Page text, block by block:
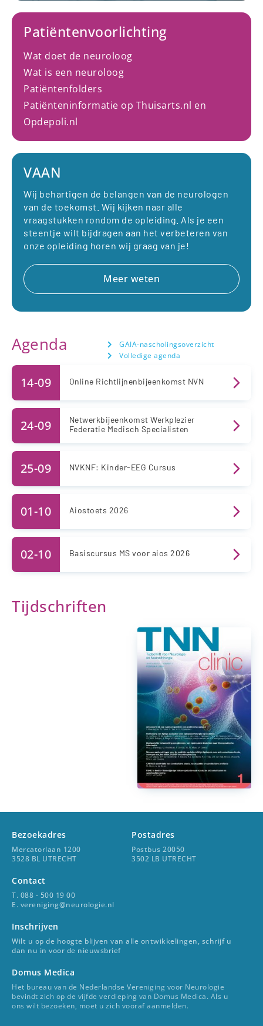
Patiëntenvoorlichting
Wat doet de neuroloog
Wat is een neuroloog
Patiëntenfolders
Patiënteninformatie op Thuisarts.nl en
Opdepoli.nl
VAAN
Wij behartigen de belangen van de neurologen
van de toekomst. Wij kijken naar alle
vraagstukken rondom de opleiding. Als je een
steentje wilt bijdragen aan het verbeteren van
onze opleiding horen wij graag van je!
Meer weten
Agenda
GAIA-nascholingsoverzicht
Volledige agenda
14-09 Online Richtlijnenbijeenkomst NVN
24-09
Netwerkbijeenkomst Werkplezier
Federatie Medisch Specialisten
25-09 NVKNF: Kinder-EEG Cursus
01-10 Aiostoets 2026
02-10 Basiscursus MS voor aios 2026
Tijdschriften
Bezoekadres
Mercatorlaan 1200
3528 BL UTRECHT
Postadres
Postbus 20050
3502 LB UTRECHT
Contact
T. 088 - 500 19 00
E. vereniging@neurologie.nl
Inschrijven
Wilt u op de hoogte blijven van alle ontwikkelingen, schrijf u
dan nu in voor de nieuwsbrief
Domus Medica
Het bureau van de Nederlandse Vereniging voor Neurologie
bevindt zich op de vijfde verdieping van Domus Medica. Als u
ons wilt bezoeken, moet u zich vooraf aanmelden.